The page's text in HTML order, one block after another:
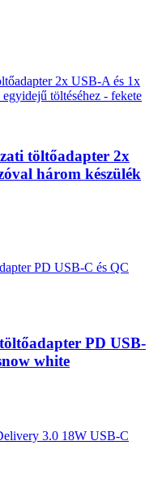
töltőadapter 2x
három készülék
PD USB-
white